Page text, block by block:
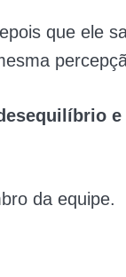
que ele
e
da equipe.